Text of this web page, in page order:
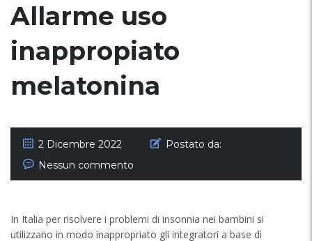
Allarme uso
inappropiato
melatonina
2 Dicembre 2022
Postato da:
Nessun commento
In Italia per risolvere i problemi di insonnia nei bambini si
utilizzano in modo inappropriato gli integratori a base di